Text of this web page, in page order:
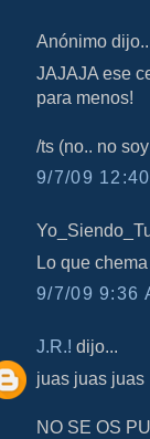
Anónimo
JAJAJA ese
para menos!
/ts (no.. no
9/7/09
Lo que
9/7/09 9:36
J.R.! dijo...
juas juas juas
NO SE OS